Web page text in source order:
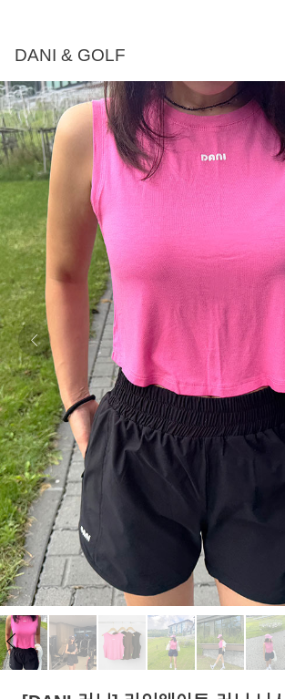
DANI & GOLF